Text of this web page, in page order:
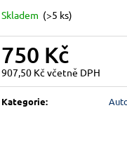
Skladem (>5 ks)
750 Kč
907,50 Kč včetně DPH
Měrná
cena:
Kategorie: